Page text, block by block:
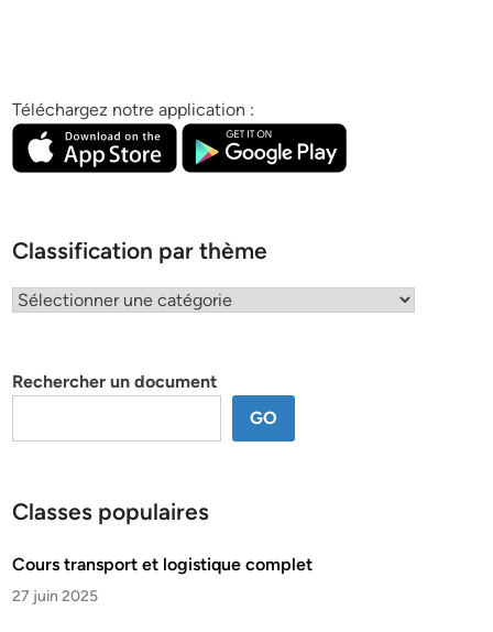
Téléchargez notre application :
Classification par thème
Classification
Rechercher un document
GO
Classes populaires
Cours transport et logistique complet
27 juin 2025